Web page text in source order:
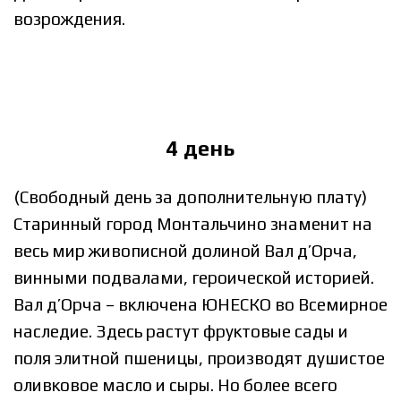
возрождения.
4 день
(Свободный день за дополнительную плату)
Старинный город Монтальчино знаменит на
весь мир живописной долиной Вал д’Oрча,
винными подвалами, героической историей.
Вал д’Oрча – включена ЮНЕСКО во Всемирное
наследие. Здесь растут фруктовые сады и
поля элитной пшеницы, производят душистое
оливковое масло и сыры. Но более всего